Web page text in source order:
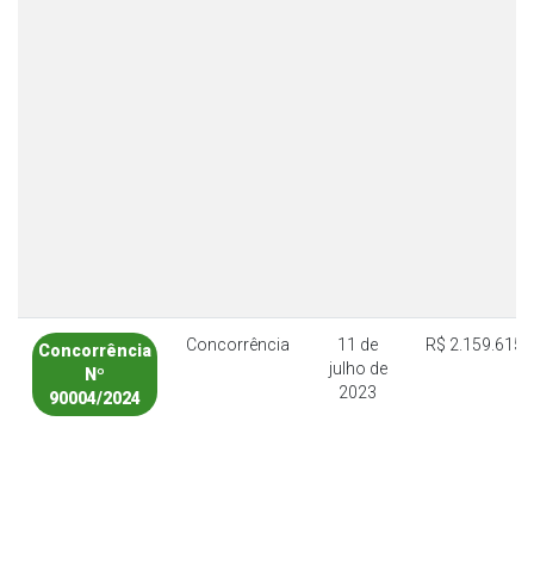
Concorrência
Nº
90004/2024
Concorrência
11 de
julho de
2023
R$